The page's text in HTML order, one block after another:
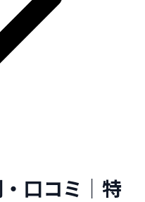
口コミ｜特